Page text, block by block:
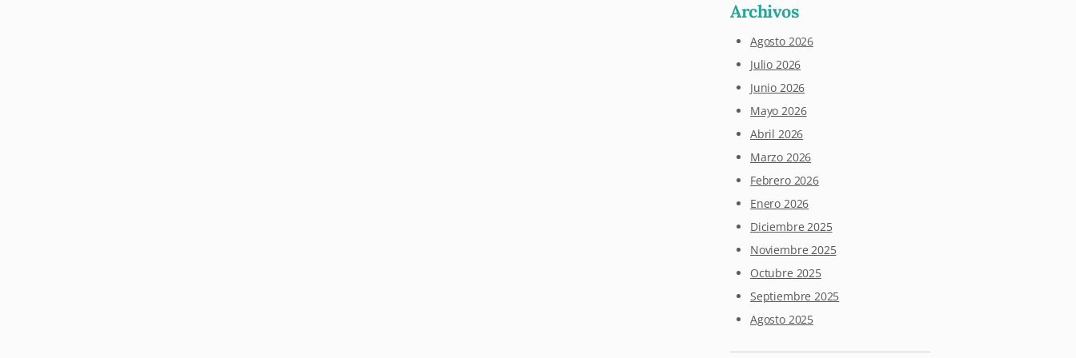
Archivos
Agosto 2026
Julio 2026
Junio 2026
Mayo 2026
Abril 2026
Marzo 2026
Febrero 2026
Enero 2026
Diciembre 2025
Noviembre 2025
Octubre 2025
Septiembre 2025
Agosto 2025